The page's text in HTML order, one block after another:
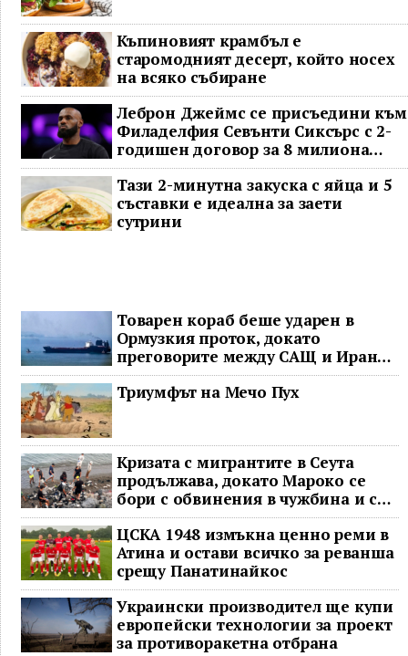
Къпиновият крамбъл е
старомодният десерт, който носех
на всяко събиране
Леброн Джеймс се присъедини към
Филаделфия Севънти Сиксърс с 2-
годишен договор за 8 милиона
долара
Тази 2-минутна закуска с яйца и 5
съставки е идеална за заети
сутрини
Товарен кораб беше ударен в
Ормузкия проток, докато
преговорите между САЩ и Иран
останаха в безизходица
Триумфът на Мечо Пух
Кризата с мигрантите в Сеута
продължава, докато Мароко се
бори с обвинения в чужбина и с
гнева у дома
ЦСКА 1948 измъкна ценно реми в
Атина и остави всичко за реванша
срещу Панатинайкос
Украински производител ще купи
европейски технологии за проект
за противоракетна отбрана